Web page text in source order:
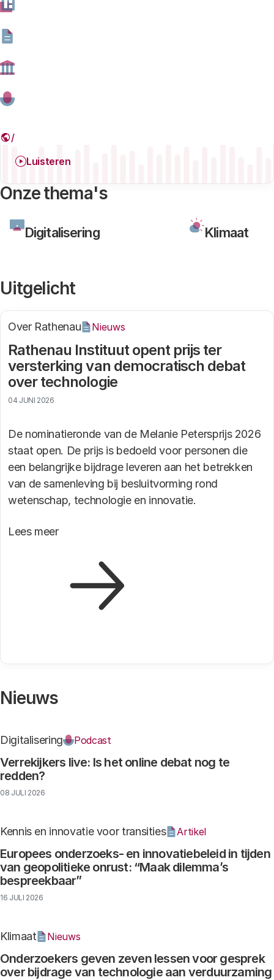
Luisteren
Onze thema's
Digitalisering Klimaat
Uitgelicht
Rathenau Instituut opent prijs ter
versterking van democratisch debat
over technologie
Over Rathenau Nieuws
04 JUNI 2026
De nominatieronde van de Melanie Petersprijs 2026
staat open. De prijs is bedoeld voor personen die
een belangrijke bijdrage leveren aan het betrekken
van de samenleving bij besluitvorming rond
wetenschap, technologie en innovatie.
Lees meer
Nieuws
Verrekijkers live: Is het online debat nog te
redden?
Digitalisering Podcast
08 JULI 2026
Europees onderzoeks- en innovatiebeleid in tijden
van geopolitieke onrust: “Maak dilemma’s
bespreekbaar”
Kennis en innovatie voor transities Artikel
16 JULI 2026
Onderzoekers geven zeven lessen voor gesprek
over bijdrage van technologie aan verduurzaming
Klimaat Nieuws